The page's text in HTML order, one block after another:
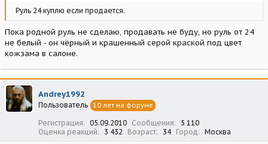
Руль 24 куплю если продается.
Пока родной руль не сделаю, продавать не буду, но руль от 24
не белый - он чёрный и крашенный серой краской под цвет
кожзама в салоне.
Andrey1992
Пользователь 10 лет на форуме
Регистрация 05.09.2010 Сообщения
5 110
Оценка реакций
3 432 Возраст 34 Город Москва